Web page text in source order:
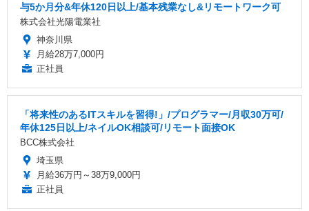
与5か月分&年休120日以上/基本残業なし&リモートワーク可
株式会社光陽電業社
神奈川県
月給28万7,000円
正社員
「将来性のあるITスキルを習得!」/プログラマー/月収30万可/
年休125日以上/ネイルOK相談可/リモート面接OK
BCC株式会社
埼玉県
月給36万円～38万9,000円
正社員